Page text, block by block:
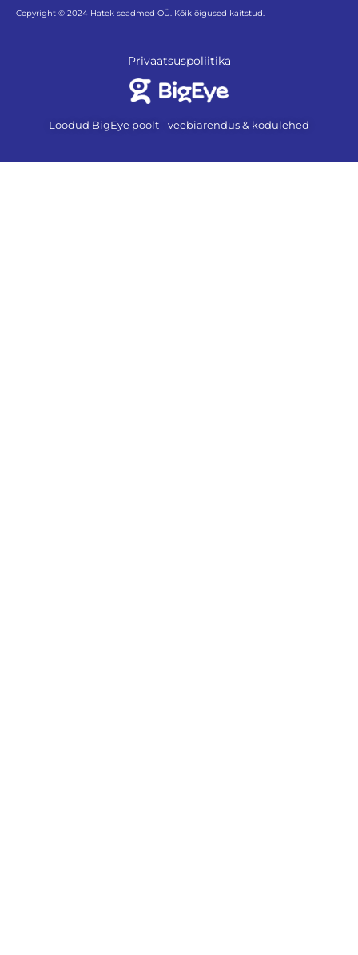
Copyright © 2024 Hatek seadmed OÜ. Kõik õigused kaitstud.
Privaatsuspoliitika
Loodud BigEye poolt - veebiarendus & kodulehed